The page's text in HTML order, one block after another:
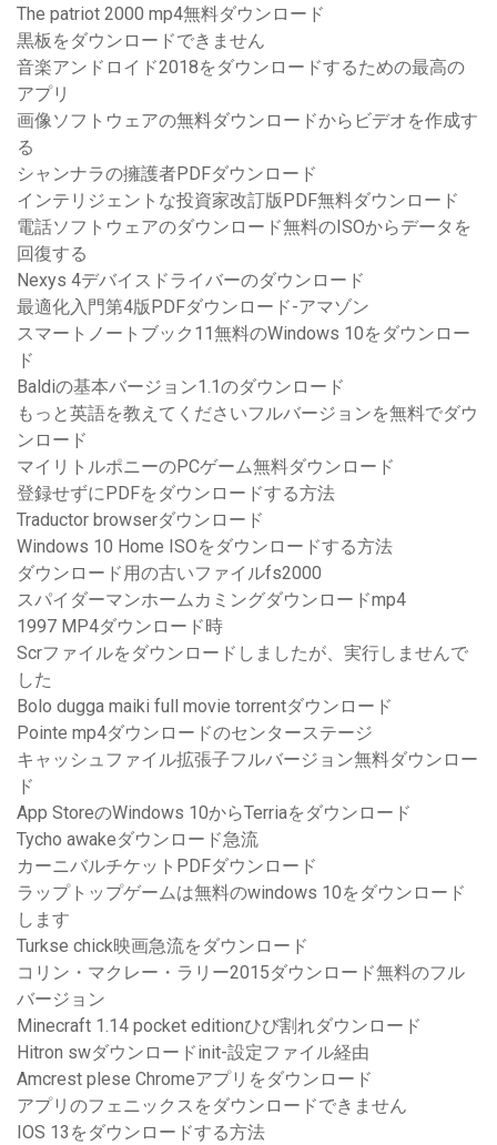
The patriot 2000 mp4無料ダウンロード
黒板をダウンロードできません
音楽アンドロイド2018をダウンロードするための最高の
アプリ
画像ソフトウェアの無料ダウンロードからビデオを作成す
る
シャンナラの擁護者PDFダウンロード
インテリジェントな投資家改訂版PDF無料ダウンロード
電話ソフトウェアのダウンロード無料のISOからデータを
回復する
Nexys 4デバイスドライバーのダウンロード
最適化入門第4版PDFダウンロード-アマゾン
スマートノートブック11無料のWindows 10をダウンロー
ド
Baldiの基本バージョン1.1のダウンロード
もっと英語を教えてくださいフルバージョンを無料でダウ
ンロード
マイリトルポニーのPCゲーム無料ダウンロード
登録せずにPDFをダウンロードする方法
Traductor browserダウンロード
Windows 10 Home ISOをダウンロードする方法
ダウンロード用の古いファイルfs2000
スパイダーマンホームカミングダウンロードmp4
1997 MP4ダウンロード時
Scrファイルをダウンロードしましたが、実行しませんで
した
Bolo dugga maiki full movie torrentダウンロード
Pointe mp4ダウンロードのセンターステージ
キャッシュファイル拡張子フルバージョン無料ダウンロー
ド
App StoreのWindows 10からTerriaをダウンロード
Tycho awakeダウンロード急流
カーニバルチケットPDFダウンロード
ラップトップゲームは無料のwindows 10をダウンロード
します
Turkse chick映画急流をダウンロード
コリン・マクレー・ラリー2015ダウンロード無料のフル
バージョン
Minecraft 1.14 pocket editionひび割れダウンロード
Hitron swダウンロードinit-設定ファイル経由
Amcrest plese Chromeアプリをダウンロード
アプリのフェニックスをダウンロードできません
IOS 13をダウンロードする方法